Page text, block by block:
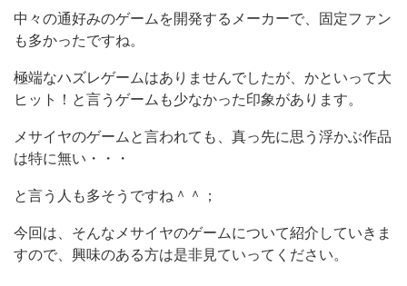
中々の通好みのゲームを開発するメーカーで、固定ファン
も多かったですね。
極端なハズレゲームはありませんでしたが、かといって大
ヒット！と言うゲームも少なかった印象があります。
メサイヤのゲームと言われても、真っ先に思う浮かぶ作品
は特に無い・・・
と言う人も多そうですね＾＾；
今回は、そんなメサイヤのゲームについて紹介していきま
すので、興味のある方は是非見ていってください。